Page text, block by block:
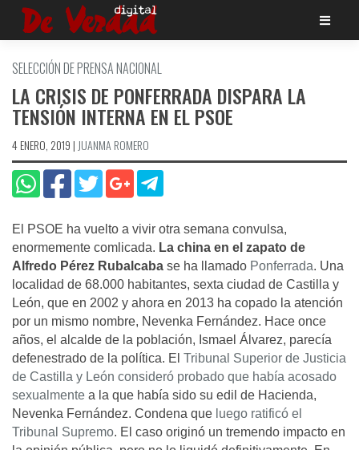
Saltar
SELECCIÓN DE PRENSA NACIONAL
LA CRISIS DE PONFERRADA DISPARA LA
TENSIÓN INTERNA EN EL PSOE
4 ENERO, 2019 | JUANMA ROMERO
El PSOE ha vuelto a vivir otra semana convulsa,
enormemente comlicada. La china en el zapato de
Alfredo Pérez Rubalcaba se ha llamado Ponferrada. Una
localidad de 68.000 habitantes, sexta ciudad de Castilla y
León, que en 2002 y ahora en 2013 ha copado la atención
por un mismo nombre, Nevenka Fernández. Hace once
años, el alcalde de la población, Ismael Álvarez, parecía
defenestrado de la política. El Tribunal Superior de Justicia
de Castilla y León consideró probado que había acosado
sexualmente a la que había sido su edil de Hacienda,
Nevenka Fernández. Condena que luego ratificó el
Tribunal Supremo. El caso originó un tremendo impacto en